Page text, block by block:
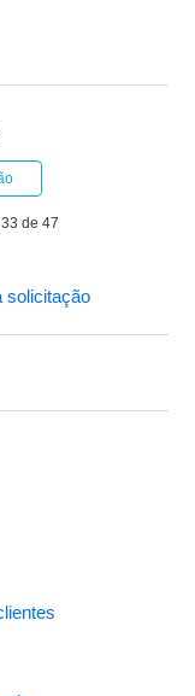
de 47
solicitação